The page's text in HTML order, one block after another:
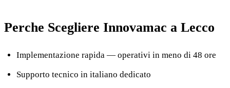
Perche Scegliere Innovamac a Lecco
Implementazione rapida — operativi in meno di 48 ore
Supporto tecnico in italiano dedicato